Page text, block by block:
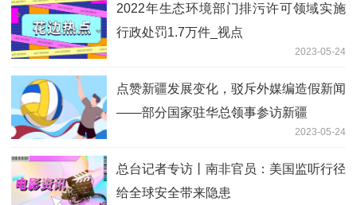
2022年生态环境部门排污许可领域实施
行政处罚1.7万件_视点
2023-05-24
点赞新疆发展变化，驳斥外媒编造假新闻
——部分国家驻华总领事参访新疆
2023-05-24
总台记者专访丨南非官员：美国监听行径
给全球安全带来隐患